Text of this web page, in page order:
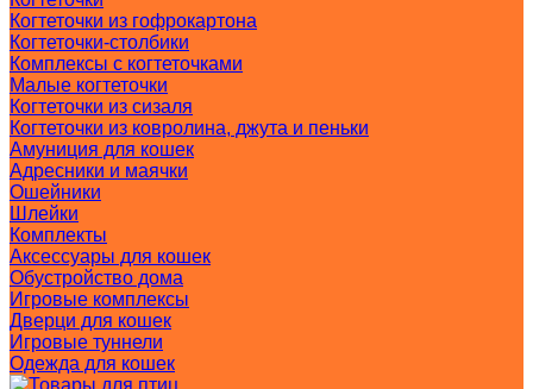
Когтеточки из гофрокартона
Когтеточки-столбики
Комплексы с когтеточками
Малые когтеточки
Когтеточки из сизаля
Когтеточки из ковролина, джута и пеньки
Амуниция для кошек
Адресники и маячки
Ошейники
Шлейки
Комплекты
Аксессуары для кошек
Обустройство дома
Игровые комплексы
Дверци для кошек
Игровые туннели
Одежда для кошек